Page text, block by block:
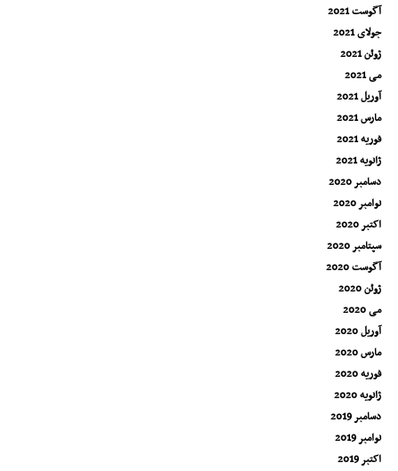
آگوست 2021
جولای 2021
ژوئن 2021
می 2021
آوریل 2021
مارس 2021
فوریه 2021
ژانویه 2021
دسامبر 2020
نوامبر 2020
اکتبر 2020
سپتامبر 2020
آگوست 2020
ژوئن 2020
می 2020
آوریل 2020
مارس 2020
فوریه 2020
ژانویه 2020
دسامبر 2019
نوامبر 2019
اکتبر 2019